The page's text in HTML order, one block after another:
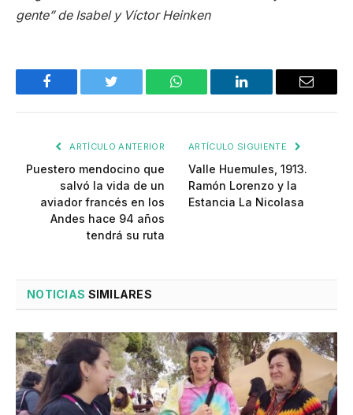
gente” de Isabel y Víctor Heinken
Facebook Twitter WhatsApp LinkedIn Email
ARTÍCULO ANTERIOR
Puestero mendocino que
salvó la vida de un
aviador francés en los
Andes hace 94 años
tendrá su ruta
ARTÍCULO SIGUIENTE
Valle Huemules, 1913.
Ramón Lorenzo y la
Estancia La Nicolasa
NOTICIAS SIMILARES